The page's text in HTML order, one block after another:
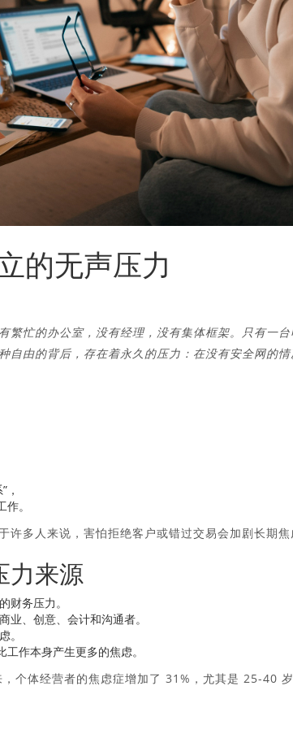
的无声压力
繁忙的办公室，没有经理，没有集体框架。只有一
自由的背后，存在着永久的压力：在没有安全网的
，
。
多人来说，害怕拒绝客户或错过交易会加剧长期焦
力来源
财务压力。
业、创意、会计和沟通者。
。
工作本身产生更多的焦虑。
个体经营者的焦虑症增加了 31%，尤其是 25-40 岁